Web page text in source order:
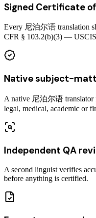
Signed Certificate
Every 尼泊尔语 translation
CFR § 103.2(b)(3) — USCIS
Native subject-
A native 尼泊尔语
legal, medical, academic or
Independent QA
A second linguist verifies
before anything is certified.